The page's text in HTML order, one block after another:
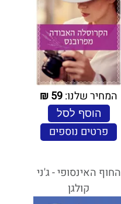
המחיר שלנו:59
₪
הוסף לסל
פרטים נוספים
החוף האינסופי - ג'ני
קולגן